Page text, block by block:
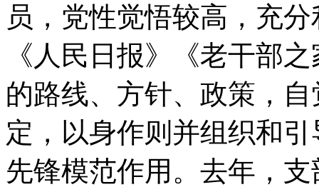
员，党性觉悟较高，充
《人民日报》《老干部
的路线、方针、政策，
定，以身作则并组织和
先锋模范作用。去年，